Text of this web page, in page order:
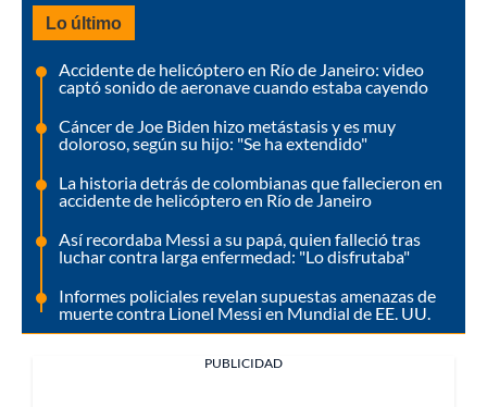
Lo último
Accidente de helicóptero en Río de Janeiro: video
captó sonido de aeronave cuando estaba cayendo
Cáncer de Joe Biden hizo metástasis y es muy
doloroso, según su hijo: "Se ha extendido"
La historia detrás de colombianas que fallecieron en
accidente de helicóptero en Río de Janeiro
Así recordaba Messi a su papá, quien falleció tras
luchar contra larga enfermedad: "Lo disfrutaba"
Informes policiales revelan supuestas amenazas de
muerte contra Lionel Messi en Mundial de EE. UU.
PUBLICIDAD